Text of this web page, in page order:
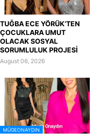
TUĞBA ECE YÖRÜK’TEN
ÇOCUKLARA UMUT
OLACAK SOSYAL
SORUMLULUK PROJESİ
August 06, 2026
MÜGEONAYDIN